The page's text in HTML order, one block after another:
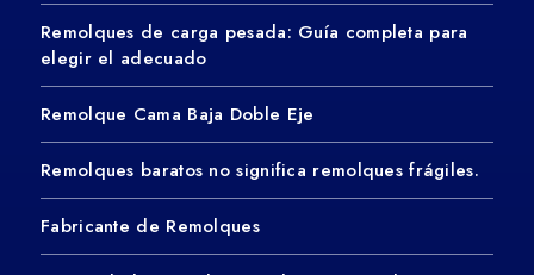
Remolques de carga pesada: Guía completa para
elegir el adecuado
Remolque Cama Baja Doble Eje
Remolques baratos no significa remolques frágiles.
Fabricante de Remolques